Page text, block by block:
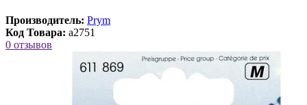
Производитель: Prym
Код Товара: a2751
0 отзывов